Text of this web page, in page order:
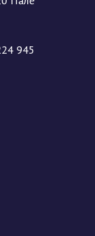
945